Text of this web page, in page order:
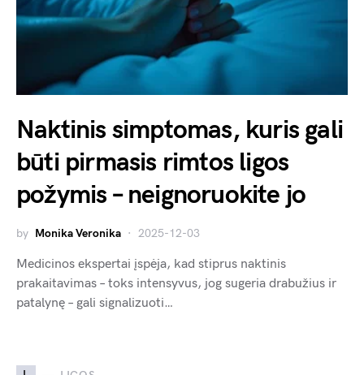
Naktinis simptomas, kuris gali
būti pirmasis rimtos ligos
požymis – neignoruokite jo
by Monika Veronika 2025-12-03
Medicinos ekspertai įspėja, kad stiprus naktinis
prakaitavimas – toks intensyvus, jog sugeria drabužius ir
patalynę – gali signalizuoti…